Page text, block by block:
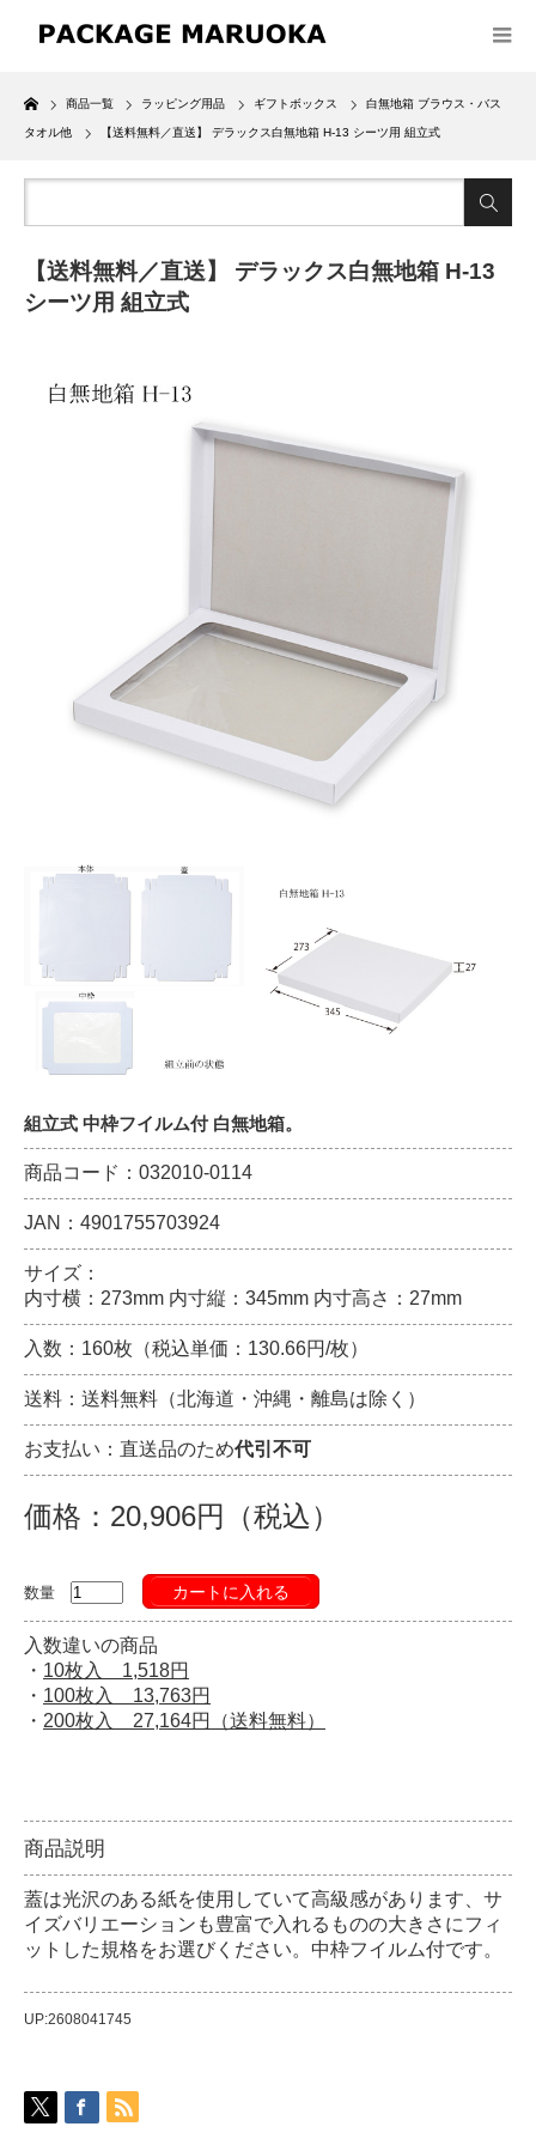
Home
商品一覧 ラッピング用品 ギフトボックス 白無地箱 ブラウス・バス
タオル他 【送料無料／直送】 デラックス白無地箱 H-13 シーツ用 組立式
【送料無料／直送】 デラックス白無地箱 H-13
シーツ用 組立式
組立式 中枠フイルム付 白無地箱。
商品コード：032010-0114
JAN：4901755703924
サイズ：
内寸横：273mm 内寸縦：345mm 内寸高さ：27mm
入数：160枚（税込単価：130.66円/枚）
送料：送料無料（北海道・沖縄・離島は除く）
お支払い：直送品のため代引不可
価格：20,906円（税込）
数量 カートに入れる
入数違いの商品
・ 10枚入 1,518円
・ 100枚入 13,763円
・ 200枚入 27,164円（送料無料）
商品説明
蓋は光沢のある紙を使用していて高級感があります、サ
イズバリエーションも豊富で入れるものの大きさにフィ
ットした規格をお選びください。中枠フイルム付です。
UP:2608041745